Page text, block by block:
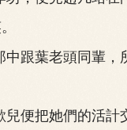
葉老頭同輩，
把她們的活計